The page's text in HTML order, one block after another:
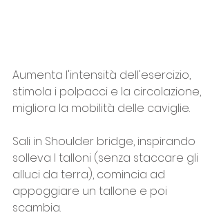
Aumenta l'intensità dell'esercizio,
stimola i polpacci e la circolazione,
migliora la mobilità delle caviglie.
Sali in Shoulder bridge, inspirando
solleva I talloni (senza staccare gli
alluci da terra), comincia ad
appoggiare un tallone e poi
scambia.